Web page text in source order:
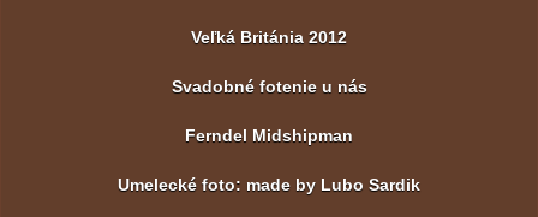
Veľká Británia 2012
Svadobné fotenie u nás
Ferndel Midshipman
Umelecké foto: made by Lubo Sardik